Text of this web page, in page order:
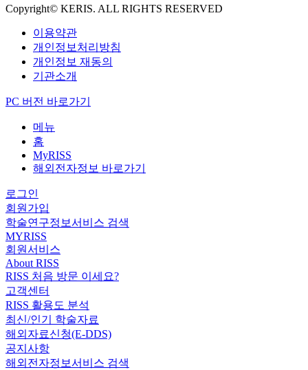
Copyright© KERIS. ALL RIGHTS RESERVED
이용약관
개인정보처리방침
개인정보 재동의
기관소개
PC 버전 바로가기
메뉴
홈
MyRISS
해외전자정보 바로가기
로그인
회원가입
학술연구정보서비스 검색
MYRISS
회원서비스
About RISS
RISS 처음 방문 이세요?
고객센터
RISS 활용도 분석
최신/인기 학술자료
해외자료신청(E-DDS)
공지사항
해외전자정보서비스 검색